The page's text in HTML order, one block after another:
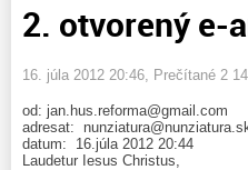
2. otvorený e-
16. júla 2012 20:46 , Prečítané 2
od: jan.hus.reforma@gmail.com
adresat:
datum: 16.júla 2012 20:44
Laudetur Iesus Christus,